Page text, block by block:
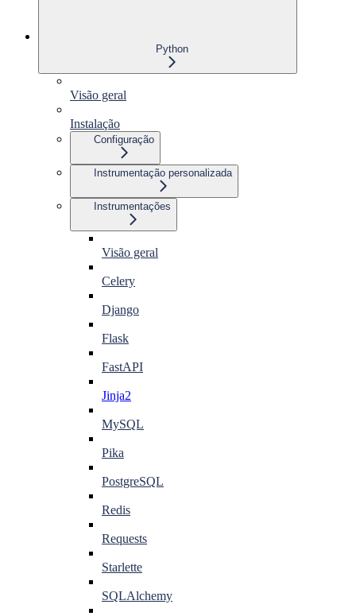
Python
Visão geral
Instalação
Configuração
Instrumentação personalizada
Instrumentações
Visão geral
Celery
Django
Flask
FastAPI
Jinja2
MySQL
Pika
PostgreSQL
Redis
Requests
Starlette
SQLAlchemy